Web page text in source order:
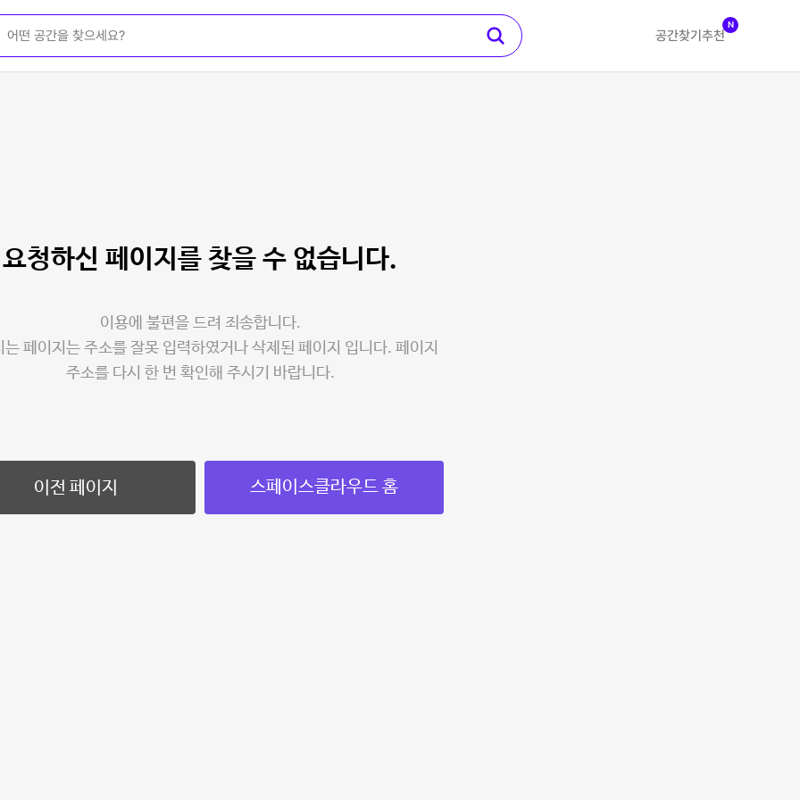
공간찾기 추천
N
요청하신 페이지를 찾을 수 없습니다.
이용에 불편을 드려 죄송합니다.
는 페이지는 주소를 잘못 입력하였거나 삭제된 페이지 입니다. 페이지
주소를 다시 한 번 확인해 주시기 바랍니다.
이전 페이지 스페이스클라우드 홈